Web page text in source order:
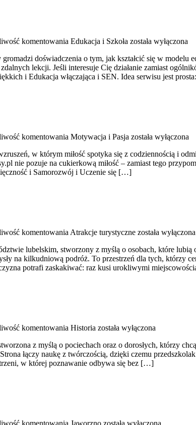
komentowania Edukacja i Szkoła została wyłączona
doświadczenia o tym, jak kształcić się w modelu
lekcji. Jeśli interesuje Cię działanie zamiast
i Edukacja włączająca i SEN. Idea serwisu jest
komentowania Motywacja i Pasja została wyłączona
w którym miłość spotyka się z codziennością i
nie pozuje na cukierkową miłość – zamiast tego
i Samorozwój i Uczenie się […]
komentowania Atrakcje turystyczne została wyłączona
lubelskim, stworzony z myślą o osobach, które
na kilkudniową podróż. To przestrzeń dla tych, którzy
potrafi zaskakiwać: raz kusi urokliwymi
komentowania Historia została wyłączona
z myślą o pociechach oraz o dorosłych, którzy
łączy naukę z twórczością, dzięki czemu
w której poznawanie odbywa się bez […]
komentowania Jaworzno została wyłączona